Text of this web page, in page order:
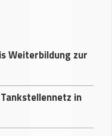
Weiterbildung zur
in